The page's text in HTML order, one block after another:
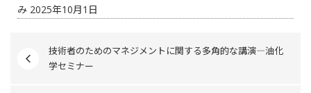
み 2025年10月1日
技術者のためのマネジメントに関する多角的な講演―油化
学セミナー